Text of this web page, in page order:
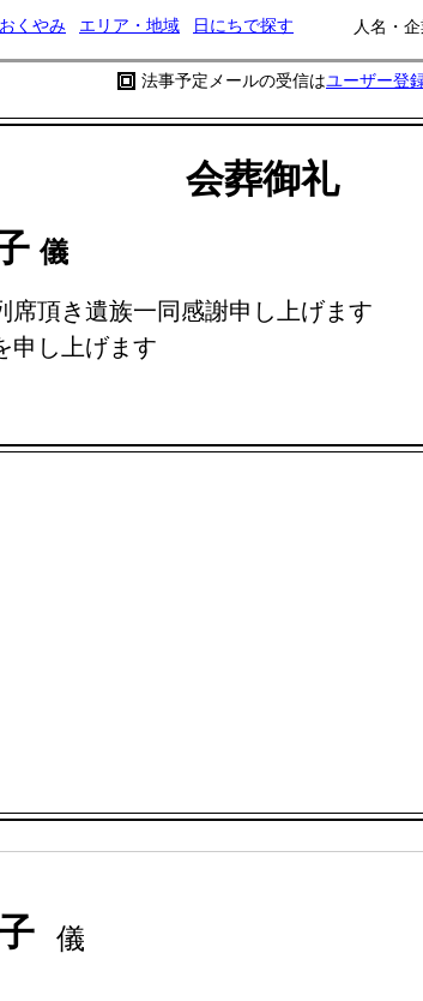
くやみ エリア・地域 日にちで探す 人名・
法事予定メールの受信はユーザー登
会葬御礼
儀
席頂き遺族一同感謝申し上げます
申し上げます
儀